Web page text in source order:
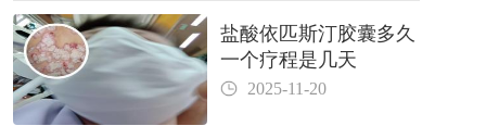
盐酸依匹斯汀胶囊多久
一个疗程是几天
2025-11-20